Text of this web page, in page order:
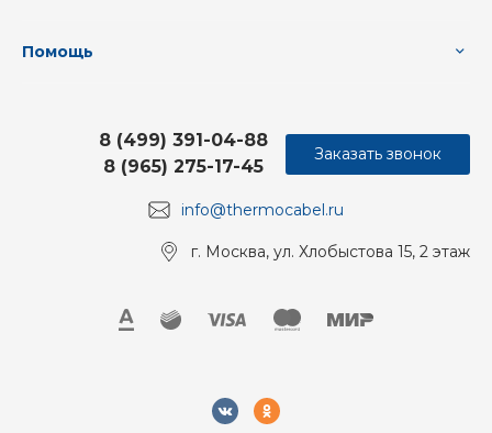
Помощь
info@thermocabel.ru
8 (499) 391-04-88
8 (965) 275-17-45
г. Москва, ул. Хлобыстова 15, 2 этаж
Заказать звонок